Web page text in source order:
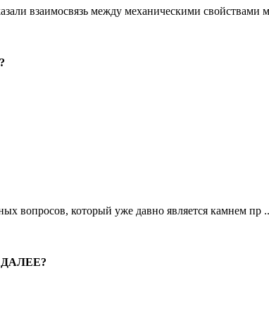
взаимосвязь между механическими свойствами
вопросов, который уже давно является камнем пр ..